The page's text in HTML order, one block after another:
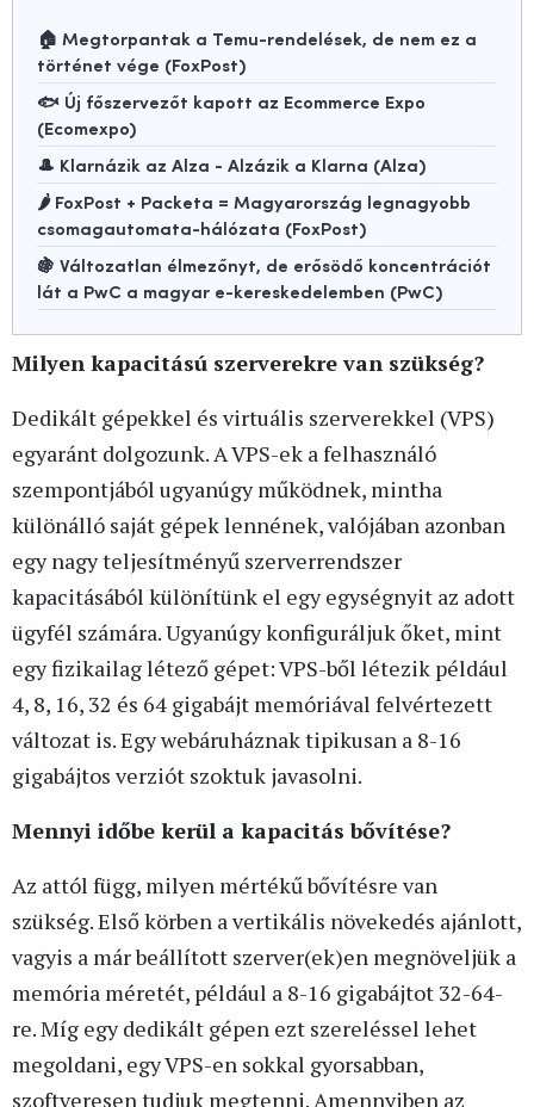
🏠 Megtorpantak a Temu-rendelések, de nem ez a
történet vége (FoxPost)
🐟 Új főszervezőt kapott az Ecommerce Expo
(Ecomexpo)
🎩 Klarnázik az Alza - Alzázik a Klarna (Alza)
🌶️ FoxPost + Packeta = Magyarország legnagyobb
csomagautomata-hálózata (FoxPost)
🍇 Változatlan élmezőnyt, de erősödő koncentrációt
lát a PwC a magyar e-kereskedelemben (PwC)
Milyen kapacitású szerverekre van szükség?
Dedikált gépekkel és virtuális szerverekkel (VPS)
egyaránt dolgozunk. A VPS-ek a felhasználó
szempontjából ugyanúgy működnek, mintha
különálló saját gépek lennének, valójában azonban
egy nagy teljesítményű szerverrendszer
kapacitásából különítünk el egy egységnyit az adott
ügyfél számára. Ugyanúgy konfiguráljuk őket, mint
egy fizikailag létező gépet: VPS-ből létezik például
4, 8, 16, 32 és 64 gigabájt memóriával felvértezett
változat is. Egy webáruháznak tipikusan a 8-16
gigabájtos verziót szoktuk javasolni.
Mennyi időbe kerül a kapacitás bővítése?
Az attól függ, milyen mértékű bővítésre van
szükség. Első körben a vertikális növekedés ajánlott,
vagyis a már beállított szerver(ek)en megnöveljük a
memória méretét, például a 8-16 gigabájtot 32-64-
re. Míg egy dedikált gépen ezt szereléssel lehet
megoldani, egy VPS-en sokkal gyorsabban,
szoftveresen tudjuk megtenni. Amennyiben az